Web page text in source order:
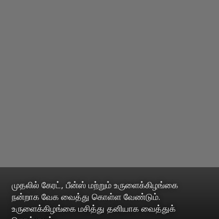
முதலில் கேரட், பீன்ஸ் மற்றும் உருளைக்கிழங்கை
நன்றாக வேக வைத்து கொள்ள வேண்டும்.
உருளைக்கிழங்கை மசித்து தனியாக வைத்துக்